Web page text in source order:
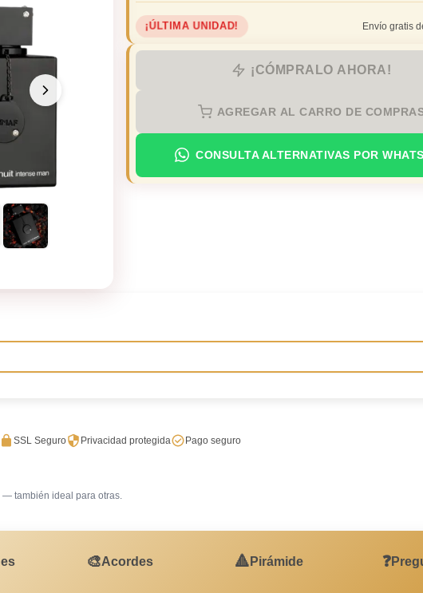
¡ÚLTIMA UNIDAD! Envío gratis
¡CÓMPRALO AHORA!
AGREGAR AL CARRO DE
CONSULTA ALTERNATIVAS POR
SSL Seguro Privacidad protegida Pago seguro
también ideal para otras.
Trabajo en oficina
🎨Acordes 🔺 Pirámide ❓